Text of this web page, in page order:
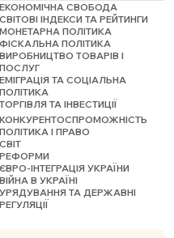
ЕКОНОМІЧНА СВОБОДА
СВІТОВІ ІНДЕКСИ ТА РЕЙТИНГИ
МОНЕТАРНА ПОЛІТИКА
ФІСКАЛЬНА ПОЛІТИКА
ВИРОБНИЦТВО ТОВАРІВ І
ПОСЛУГ
ЕМІГРАЦІЯ ТА СОЦІАЛЬНА
ПОЛІТИКА
ТОРГІВЛЯ ТА ІНВЕСТИЦІЇ
КОНКУРЕНТОСПРОМОЖНІСТЬ
ПОЛІТИКА І ПРАВО
СВІТ
РЕФОРМИ
ЄВРО-ІНТЕГРАЦІЯ УКРАЇНИ
ВІЙНА В УКРАЇНІ
УРЯДУВАННЯ ТА ДЕРЖАВНІ
РЕГУЛЯЦІЇ